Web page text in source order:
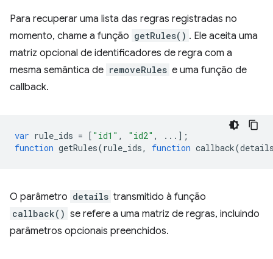
Para recuperar uma lista das regras registradas no
momento, chame a função getRules() . Ele aceita uma
matriz opcional de identificadores de regra com a
mesma semântica de removeRules e uma função de
callback.
var rule_ids = [ "id1" , "id2" ,
...];
function getRules(rule_ids, function callback(
O parâmetro details transmitido à função
callback() se refere a uma matriz de regras, incluindo
parâmetros opcionais preenchidos.